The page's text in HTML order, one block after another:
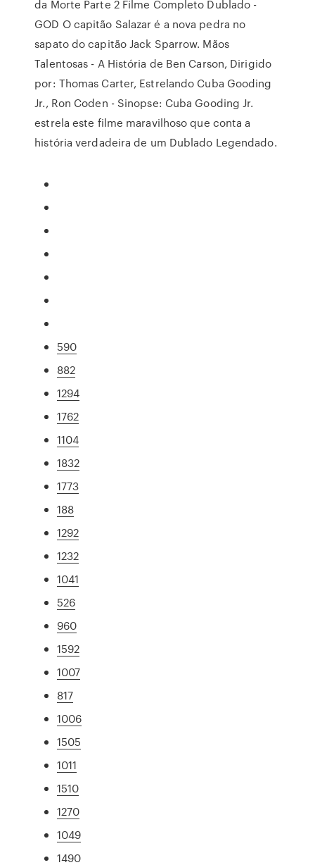
da Morte Parte 2 Filme Completo Dublado -
GOD O capitão Salazar é a nova pedra no
sapato do capitão Jack Sparrow. Mãos
Talentosas - A História de Ben Carson, Dirigido
por: Thomas Carter, Estrelando Cuba Gooding
Jr., Ron Coden - Sinopse: Cuba Gooding Jr.
estrela este filme maravilhoso que conta a
história verdadeira de um Dublado Legendado.
590
882
1294
1762
1104
1832
1773
188
1292
1232
1041
526
960
1592
1007
817
1006
1505
1011
1510
1270
1049
1490